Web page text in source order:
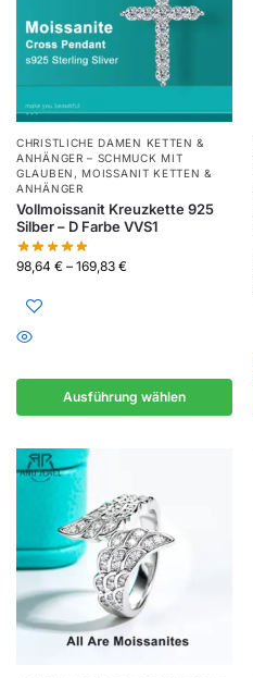
CHRISTLICHE DAMEN KETTEN &
ANHÄNGER – SCHMUCK MIT
GLAUBEN ,MOISSANIT KETTEN &
ANHÄNGER
Vollmoissanit Kreuzkette 925
Silber – D Farbe VVS1
98,64 € – 169,83 €
Ausführung wählen